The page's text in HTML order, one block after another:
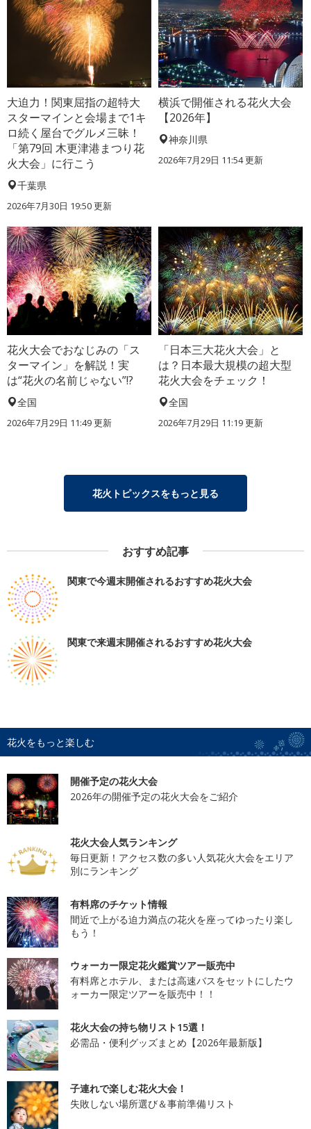
大迫力！関東屈指の超特大
スターマインと会場まで1キ
ロ続く屋台でグルメ三昧！
「第79回 木更津港まつり花
火大会」に行こう
千葉県
2026年7月30日 19:50 更新
横浜で開催される花火大会
【2026年】
神奈川県
2026年7月29日 11:54 更新
花火大会でおなじみの「ス
ターマイン」を解説！実
は“花火の名前じゃない”!?
全国
2026年7月29日 11:49 更新
「日本三大花火大会」と
は？日本最大規模の超大型
花火大会をチェック！
全国
2026年7月29日 11:19 更新
花火トピックスをもっと見る
おすすめ記事
関東で今週末開催されるおすすめ花火大会
関東で来週末開催されるおすすめ花火大会
花火をもっと楽しむ
開催予定の花火大会
2026年の開催予定の花火大会をご紹介
花火大会人気ランキング
毎日更新！アクセス数の多い人気花火大会をエリア
別にランキング
有料席のチケット情報
間近で上がる迫力満点の花火を座ってゆったり楽し
もう！
ウォーカー限定花火鑑賞ツアー販売中
有料席とホテル、または高速バスをセットにしたウ
ォーカー限定ツアーを販売中！！
花火大会の持ち物リスト15選！
必需品・便利グッズまとめ【2026年最新版】
子連れで楽しむ花火大会！
失敗しない場所選び＆事前準備リスト